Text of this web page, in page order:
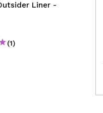
Liner -
(1)